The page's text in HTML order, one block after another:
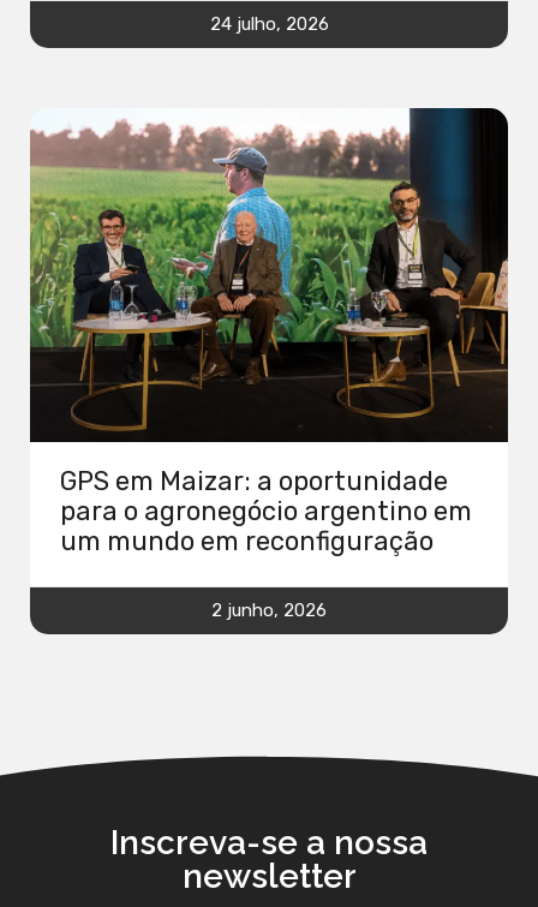
24 julho, 2026
GPS em Maizar: a oportunidade
para o agronegócio argentino em
um mundo em reconfiguração
2 junho, 2026
Inscreva-se a nossa
newsletter